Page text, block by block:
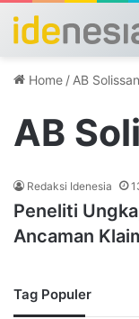
Home / AB Solissan
AB
Redaksi Idenesia
Peneliti
Ancaman
Tag Populer